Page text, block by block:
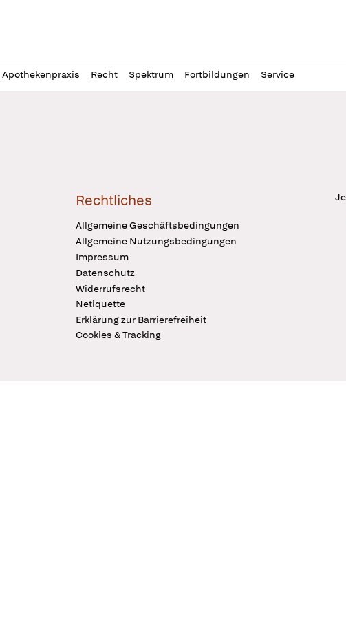
Apothekenpraxis Recht Spektrum Fortbildungen Service
Rechtliches
Allgemeine Geschäftsbedingungen
Allgemeine Nutzungsbedingungen
Impressum
Datenschutz
Widerrufsrecht
Netiquette
Erklärung zur Barrierefreiheit
Cookies & Tracking